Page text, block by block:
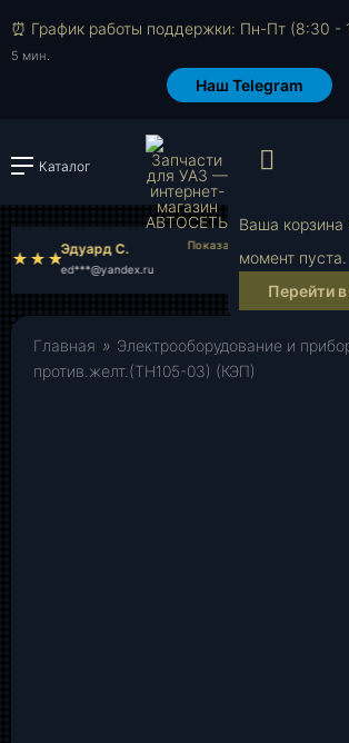
⏰ График работы поддержки: Пн-Пт (8:30 -
5 мин.
Наш Telegram
Каталог Войти или
Ваша
момент пуста.
Перейти
Эдуард С.
ed***@yandex.ru
Главная » Электрооборудование и
против.желт.(ТН105-03) (КЭП)